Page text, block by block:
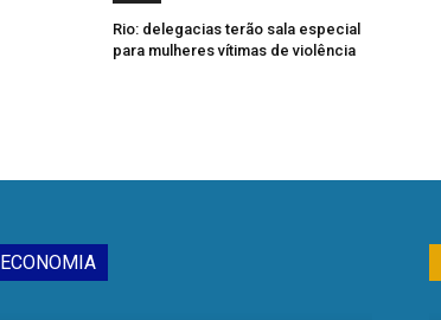
Rio: delegacias terão sala especial
para mulheres vítimas de violência
ECONOMIA